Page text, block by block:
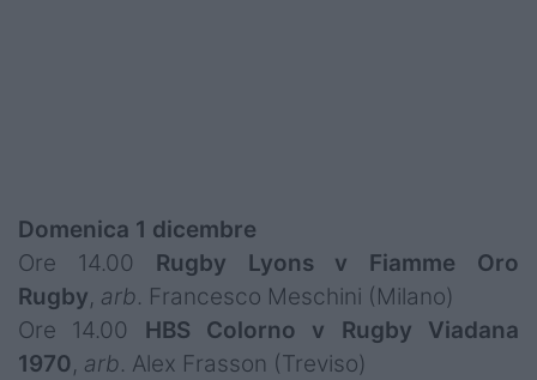
Domenica 1 dicembre
Ore 14.00 Rugby Lyons v Fiamme Oro
Rugby, arb. Francesco Meschini (Milano)
Ore 14.00 HBS Colorno v Rugby Viadana
1970, arb. Alex Frasson (Treviso)